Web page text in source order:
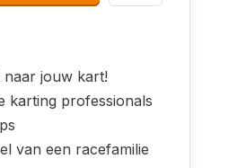
naar jouw kart!
karting professionals
van een racefamilie